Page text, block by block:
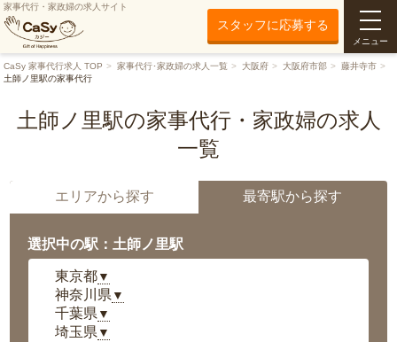
家事代行・家政婦の求人サイト
スタッフに応募する
メニュー
CaSy 家事代行求人 TOP 家事代行･家政婦の求人一覧 大阪府 大阪府市部
藤井寺市
土師ノ里駅の家事代行
土師ノ里駅の家事代行・家政婦の求人
一覧
エリアから探す 最寄駅から探す
選択中の駅：土師ノ里駅
東京都▼
神奈川県 ▼
千葉県 ▼
埼玉県 ▼